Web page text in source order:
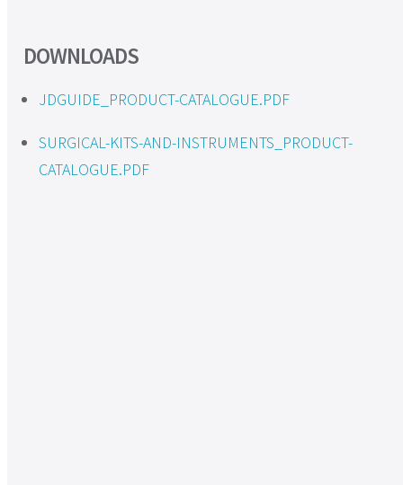
DOWNLOADS
JDGUIDE_PRODUCT-CATALOGUE.PDF
SURGICAL-KITS-AND-INSTRUMENTS_PRODUCT-
CATALOGUE.PDF